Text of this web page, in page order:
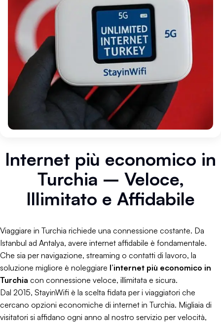
Internet più economico in
Turchia – Veloce,
Illimitato e Affidabile
Viaggiare in Turchia richiede una connessione costante. Da
Istanbul ad Antalya, avere internet affidabile è fondamentale.
Che sia per navigazione, streaming o contatti di lavoro, la
soluzione migliore è noleggiare l’internet più economico in
Turchia con connessione veloce, illimitata e sicura.
Dal 2015, StayinWifi è la scelta fidata per i viaggiatori che
cercano opzioni economiche di internet in Turchia. Migliaia di
visitatori si affidano ogni anno al nostro servizio per velocità,